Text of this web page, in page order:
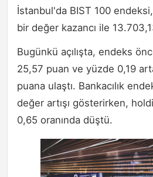
İstanbul'da BIST 100
bir değer kazancı ile
Bugünkü açılışta, endeks
25,57 puan ve yüzde 0,19
puana ulaştı. Bankacılık
değer artışı gösterirken,
0,65 oranında düştü.